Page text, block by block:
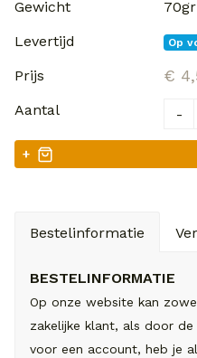
70gr
Op
€
-
+
Bestelinformatie
BESTELINFORMATIE
Op onze website kan
zakelijke klant, als door
voor een account, heb je